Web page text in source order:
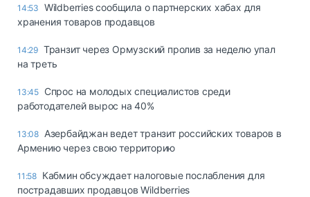
14:53 Wildberries сообщила о партнерских хабах для
хранения товаров продавцов
14:29 Транзит через Ормузский пролив за неделю упал
на треть
13:45 Спрос на молодых специалистов среди
работодателей вырос на 40%
13:08 Азербайджан ведет транзит российских товаров в
Армению через свою территорию
11:58 Кабмин обсуждает налоговые послабления для
пострадавших продавцов Wildberries